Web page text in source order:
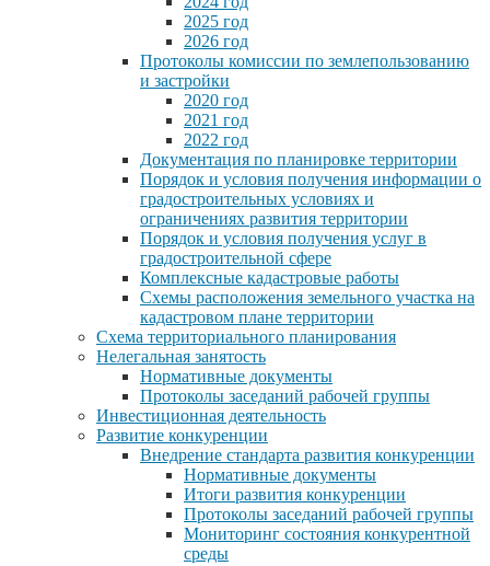
2025 год
2026 год
Протоколы комиссии по землепользованию
и застройки
2020 год
2021 год
2022 год
Документация по планировке территории
Порядок и условия получения информации о
градостроительных условиях и
ограничениях развития территории
Порядок и условия получения услуг в
градостроительной сфере
Комплексные кадастровые работы
Схемы расположения земельного участка на
кадастровом плане территории
Схема территориального планирования
Нелегальная занятость
Нормативные документы
Протоколы заседаний рабочей группы
Инвестиционная деятельность
Развитие конкуренции
Внедрение стандарта развития конкуренции
Нормативные документы
Итоги развития конкуренции
Протоколы заседаний рабочей группы
Мониторинг состояния конкурентной
среды